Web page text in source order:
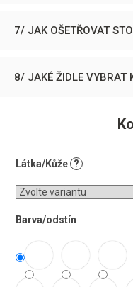
7/ JAK OŠETŘOVAT
8/ JAKÉ ŽIDLE VYBRAT
Látka/Kůže ?
Barva/odstín